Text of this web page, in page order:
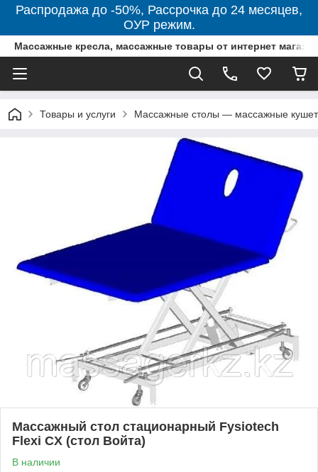
Распродажа до -50%, Рассрочка до 24 месяцев,
ОУР режим.
Массажные кресла, массажные товары от интернет
Товары и услуги Массажные столы — массажные
Массажный стол стационарный Fysiotech
Flexi CX (стол Войта)
В наличии